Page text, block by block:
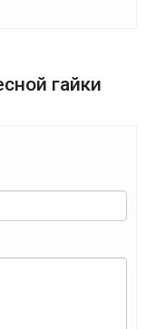
гайки